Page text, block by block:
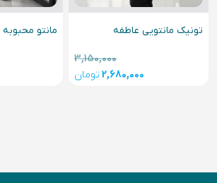
تونیک مانتویی عاطفه
3,150,000
2,680,000 تومان
مانتو محبوبه